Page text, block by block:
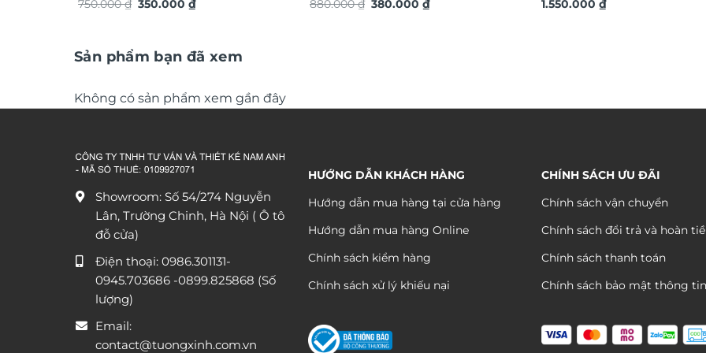
750.000₫ Giá
350.000₫Giá
350.000 ₫.
880.000₫ Giá
380.000₫Giá
TG4914S
1.550.000 ₫
Sản phẩm bạn đã xem
Không có sản phẩm xem gần đây
Showroom: Số 54/274 Nguyễn
Lân, Trường Chinh, Hà Nội ( Ô tô
đỗ cửa)
Điện thoại: 0986.301131-
0945.703686 -0899.825868 (Số
lượng)
Email:
contact@tuongxinh.com.vn
HƯỚNG DẪN KHÁCH HÀNG
Hướng dẫn mua hàng tại cửa hàng
Hướng dẫn mua hàng Online
Chính sách kiểm hàng
Chính sách xử lý khiếu nại
CHÍNH SÁCH ƯU ĐÃI
Chính sách vận chuyển
Chính sách đổi trả và hoàn
Chính sách thanh toán
Chính sách bảo mật thông tin